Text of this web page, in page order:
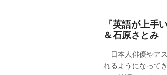
『英語が上手
＆石原さとみ
日本人俳優やア
れるようになって